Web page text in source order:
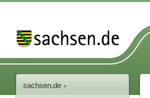
sachsen.de